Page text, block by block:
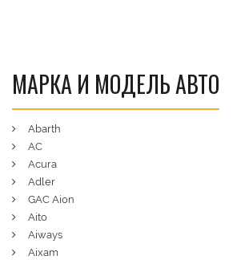
МАРКА И МОДЕЛЬ АВТО
Abarth
AC
Acura
Adler
GAC Aion
Aito
Aiways
Aixam